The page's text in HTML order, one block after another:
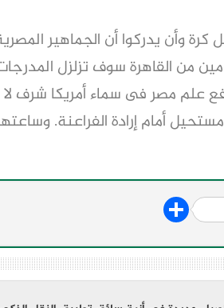
كرة وأن يدركوا أن الجماهير
من القاهرة سوف تزلزل
علم مصر فى سماء أمريكا شرف
مستحيل أمام إرادة الفراعنة.